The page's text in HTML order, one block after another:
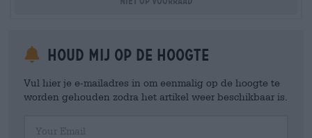
Houd mij op de hoogte
Vul hier je e-mailadres in om eenmalig op de hoogte te
worden gehouden zodra het artikel weer beschikbaar is.